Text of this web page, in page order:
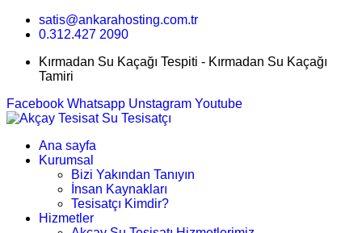
satis@ankarahosting.com.tr
0.312.427 2090
Kırmadan Su Kaçağı Tespiti - Kırmadan Su Kaçağı
Tamiri
Facebook Whatsapp Unstagram Youtube
Ana sayfa
Kurumsal
Bizi Yakından Tanıyın
İnsan Kaynakları
Tesisatçı Kimdir?
Hizmetler